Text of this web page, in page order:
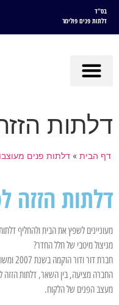
בס"ד
דלתות פנים פולימר
דלתות
דף הבית » דלתות פנים
דלתות הזזה
מעוניינים לשפץ את הבית ולהחליף
מניצול מיטבי של חלל החדר?
חברת דור ודור הוקמה בשנת 2007 ומשווקת מגוון רחב של דלתות הזזה לבית ולעסק.
החברה מציעה, בין השאר, דלתות הזזה
מעצב הפנים של הלקוח.